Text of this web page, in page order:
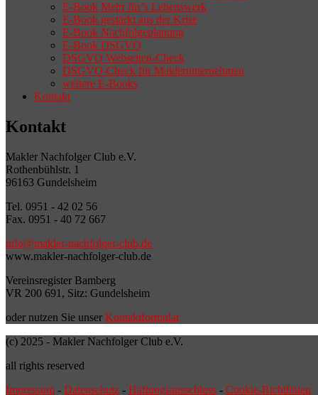
E-Book Mehr für’s Lebenswerk
E-Book gestärkt aus der Krise
E-Book Nachfolgeplanung
E-Book DSGVO
DSGVO Webseiten-Check
DSGVO-Check für Maklerunternehmen
weitere E-Books
Kontakt
Kontakt
Makler Nachfolger Club e.V.
Rothenbühlstr. 1
96163 Gundelsheim
Tel. 0951 - 42 02 56
Fax. 0951 - 40 72 667
info@makler-nachfolger-club.de
www.makler-nachfolger-club.de
Vereinsregister Bamberg
VR 200 691, Sitz: Gundelsheim
oder nutzen Sie unser Kontaktformular
(c) 2025 - Makler Nachfolger Club e.V.
all rights reserved
Impressum - Datenschutz - Haftungsausschluss - Cookie-Richtlinien